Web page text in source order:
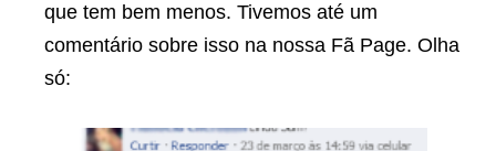
que tem bem menos. Tivemos até um
comentário sobre isso na nossa Fã Page. Olha
só: